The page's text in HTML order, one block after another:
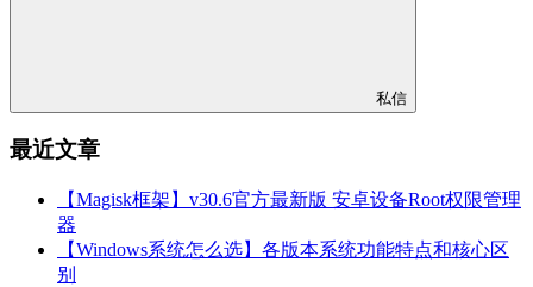
私信
最近文章
【Magisk框架】v30.6官方最新版 安卓设备Root权限管理
器
【Windows系统怎么选】各版本系统功能特点和核心区
别